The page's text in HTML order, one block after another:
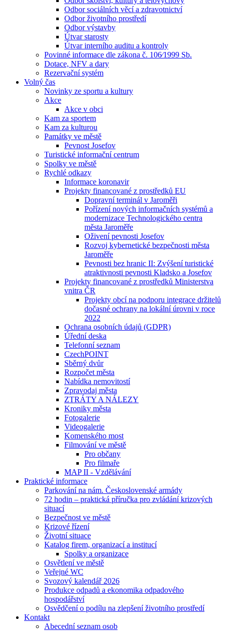
Odbor sociálních věcí a zdravotnictví
Odbor životního prostředí
Odbor výstavby
Útvar starosty
Útvar interního auditu a kontroly
Povinné informace dle zákona č. 106⁄1999 Sb.
Dotace, NFV a dary
Rezervační systém
Volný čas
Novinky ze sportu a kultury
Akce
Akce v obci
Kam za sportem
Kam za kulturou
Památky ve městě
Pevnost Josefov
Turistické informační centrum
Spolky ve městě
Rychlé odkazy
Informace koronavir
Projekty financované z prostředků EU
Dopravní terminál v Jaroměři
Pořízení nových informačních systémů a
modernizace Technologického centra
města Jaroměře
Oživení pevnosti Josefov
Rozvoj kybernetické bezpečnosti města
Jaroměře
Pevnosti bez hranic II: Zvýšení turistické
atraktivnosti pevnosti Kladsko a Josefov
Projekty financované z prostředků Ministerstva
vnitra ČR
Projekty obcí na podporu integrace držitelů
dočasné ochrany na lokální úrovni v roce
2022
Ochrana osobních údajů (GDPR)
Úřední deska
Telefonní seznam
CzechPOINT
Sběrný dvůr
Rozpočet města
Nabídka nemovitostí
Zpravodaj města
ZTRÁTY A NÁLEZY
Kroniky města
Fotogalerie
Videogalerie
Komenského most
Filmování ve městě
Pro občany
Pro filmaře
MAP II - Vzdělávání
Praktické informace
Parkování na nám. Československé armády
72 hodin – praktická příručka pro zvládání krizových
situací
Bezpečnost ve městě
Krizové řízení
Životní situace
Katalog firem, organizací a institucí
Spolky a organizace
Osvětlení ve městě
Veřejné WC
Svozový kalendář 2026
Produkce odpadů a ekonomika odpadového
hospodářství
Osvědčení o podílu na zlepšení životního prostředí
Kontakt
Abecední seznam osob